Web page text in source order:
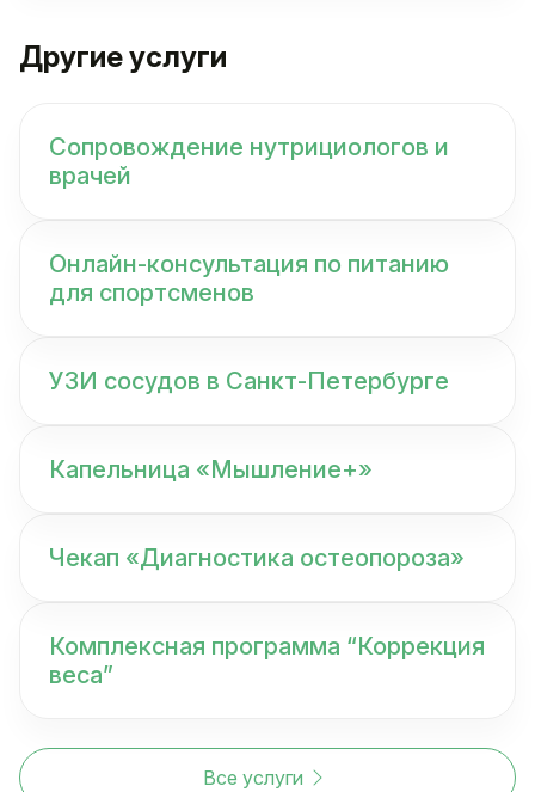
Другие услуги
Сопровождение нутрициологов и
врачей
Онлайн-консультация по питанию
для спортсменов
УЗИ сосудов в Санкт-Петербурге
Капельница «Мышление+»
Чекап «Диагностика остеопороза»
Комплексная программа “Коррекция
веса”
Все услуги